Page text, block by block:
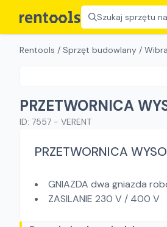
Szukaj sprzętu
Rentools / Sprzęt budowlany /
PRZETWORNICA
ID: 7557 - VERENT
PRZETWORNICA
GNIAZDA dwa gniazda
ZASILANIE 230 V / 400 V